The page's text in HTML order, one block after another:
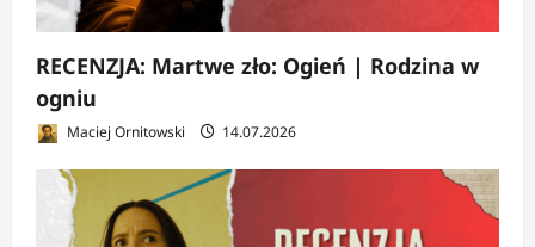
RECENZJA: Martwe zło: Ogień | Rodzina w
ogniu
Maciej Ornitowski 14.07.2026